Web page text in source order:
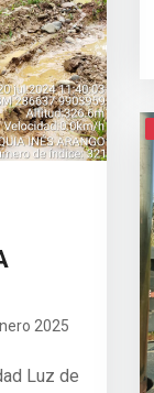
Next
2025
Luz de